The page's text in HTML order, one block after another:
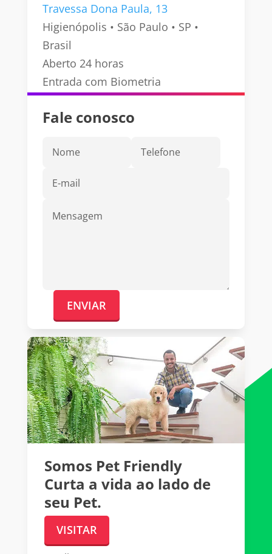
Travessa Dona Paula, 13
Higienópolis • São Paulo • SP •
Brasil
Aberto 24 horas
Entrada com Biometria
Fale conosco
ENVIAR
Somos Pet Friendly
Curta a vida ao lado de
seu Pet.
VISITAR